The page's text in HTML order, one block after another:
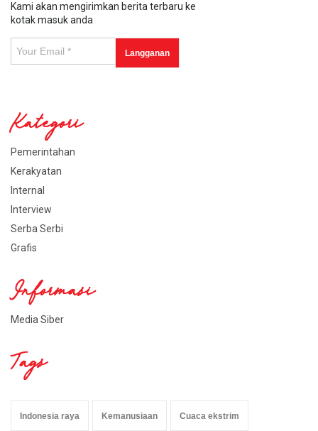
Kami akan mengirimkan berita terbaru ke
kotak masuk anda
Kategori
Pemerintahan
Kerakyatan
Internal
Interview
Serba Serbi
Grafis
Informasi
Media Siber
Tags
Indonesia raya Kemanusiaan Cuaca ekstrim